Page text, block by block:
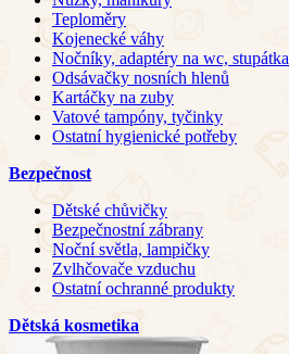
Teploměry
Kojenecké váhy
Nočníky, adaptéry na wc, stupátka
Odsávačky nosních hlenů
Kartáčky na zuby
Vatové tampóny, tyčinky
Ostatní hygienické potřeby
Bezpečnost
Dětské chůvičky
Bezpečnostní zábrany
Noční světla, lampičky
Zvlhčovače vzduchu
Ostatní ochranné produkty
Dětská kosmetika